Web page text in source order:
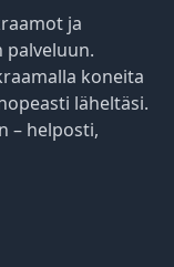
ja
palveluun.
koneita
läheltäsi.
– helposti,